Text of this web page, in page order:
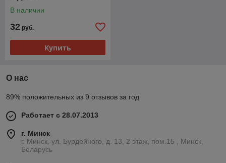
В наличии
32 руб.
Купить
О нас
89% положительных из 9 отзывов за год
Работает с 28.07.2013
г. Минск
г. Минск, ул. Бурдейного, д. 13, 2 этаж, пом.15 , Минск,
Беларусь